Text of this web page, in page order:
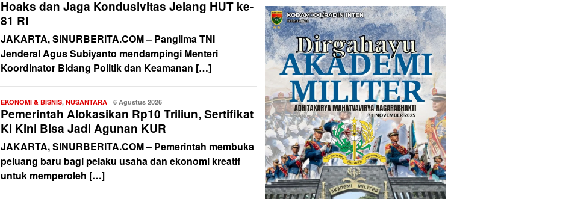
Hoaks dan Jaga Kondusivitas Jelang HUT ke-
81 RI
JAKARTA, SINURBERITA.COM – Panglima TNI
Jenderal Agus Subiyanto mendampingi Menteri
Koordinator Bidang Politik dan Keamanan […]
EKONOMI & BISNIS, NUSANTARA Redaksi
6 Agustus 2026
Pemerintah Alokasikan Rp10 Triliun, Sertifikat
KI Kini Bisa Jadi Agunan KUR
JAKARTA, SINURBERITA.COM – Pemerintah membuka
peluang baru bagi pelaku usaha dan ekonomi kreatif
untuk memperoleh […]